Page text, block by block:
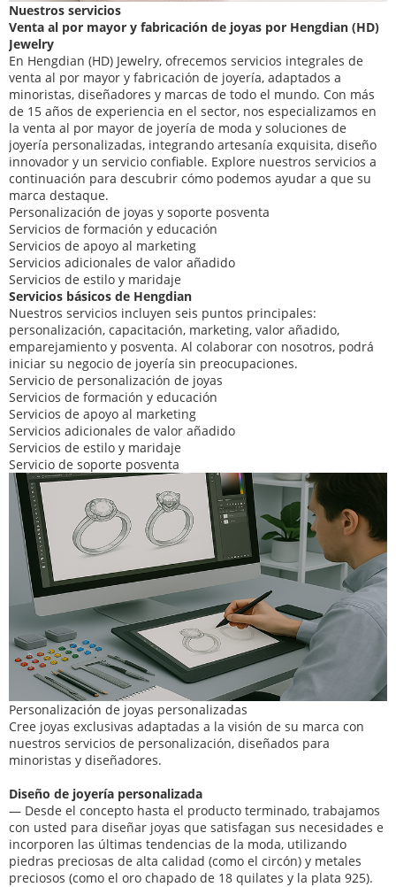
Nuestros servicios
Venta al por mayor y fabricación de joyas por Hengdian (HD)
Jewelry
En Hengdian (HD) Jewelry, ofrecemos servicios integrales de
venta al por mayor y fabricación de joyería, adaptados a
minoristas, diseñadores y marcas de todo el mundo. Con más
de 15 años de experiencia en el sector, nos especializamos en
la venta al por mayor de joyería de moda y soluciones de
joyería personalizadas, integrando artesanía exquisita, diseño
innovador y un servicio confiable. Explore nuestros servicios a
continuación para descubrir cómo podemos ayudar a que su
marca destaque.
Personalización de joyas y soporte posventa
Servicios de formación y educación
Servicios de apoyo al marketing
Servicios adicionales de valor añadido
Servicios de estilo y maridaje
Servicios básicos de Hengdian
Nuestros servicios incluyen seis puntos principales:
personalización, capacitación, marketing, valor añadido,
emparejamiento y posventa. Al colaborar con nosotros, podrá
iniciar su negocio de joyería sin preocupaciones.
Servicio de personalización de joyas
Servicios de formación y educación
Servicios de apoyo al marketing
Servicios adicionales de valor añadido
Servicios de estilo y maridaje
Servicio de soporte posventa
Personalización de joyas personalizadas
Cree joyas exclusivas adaptadas a la visión de su marca con
nuestros servicios de personalización, diseñados para
minoristas y diseñadores.
Diseño de joyería personalizada
— Desde el concepto hasta el producto terminado, trabajamos
con usted para diseñar joyas que satisfagan sus necesidades e
incorporen las últimas tendencias de la moda, utilizando
piedras preciosas de alta calidad (como el circón) y metales
preciosos (como el oro chapado de 18 quilates y la plata 925).